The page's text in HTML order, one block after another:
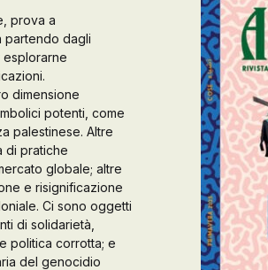
prova a
partendo dagli
esplorarne
dimensione
potenti, come
palestinese. Altre
di pratiche
globale; altre
e risignificazione
Ci sono oggetti
di solidarietà,
politica corrotta; e
del genocidio